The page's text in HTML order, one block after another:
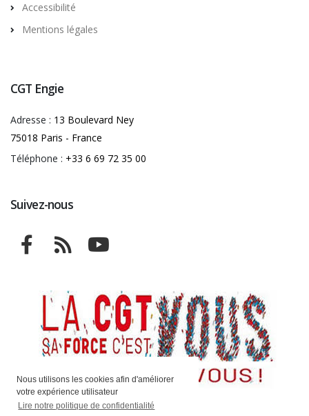
Nous utilisons les cookies afin d'améliorer
votre expérience utilisateur
Lire notre politique de confidentialité
Accessibilité
Mentions légales
CGT Engie
Adresse : 13 Boulevard Ney
75018 Paris - France
Téléphone : +33 6 69 72 35 00
Suivez-nous